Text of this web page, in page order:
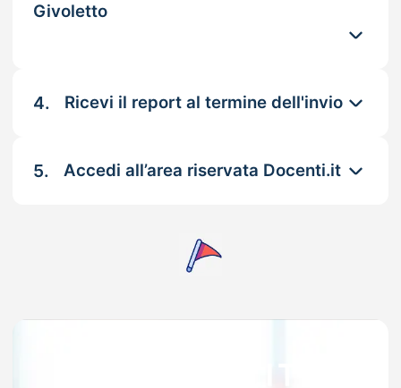
Givoletto
4. Ricevi il report al termine dell'invio
5. Accedi all’area riservata Docenti.it